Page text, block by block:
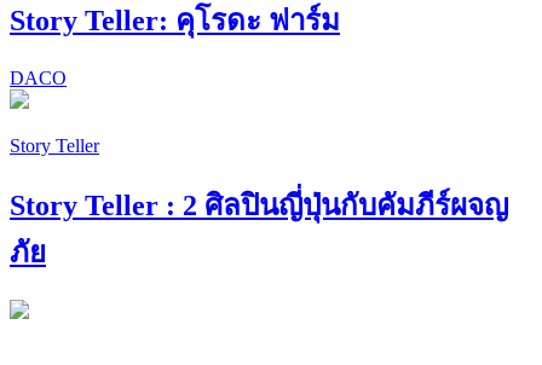
Story Teller: คุโรดะ ฟาร์ม
DACO
Story Teller
Story Teller : 2 ศิลปินญี่ปุ่นกับคัมภีร์ผจญ
ภัย